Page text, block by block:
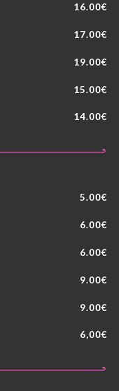
16.00€
17.00€
19.00€
15.00€
14.00€
5.00€
6.00€
6.00€
9.00€
9.00€
6,00€